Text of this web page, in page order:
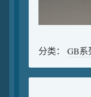
分类： GB系